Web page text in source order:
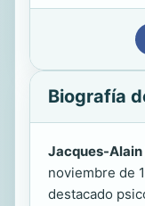
Biografía
Jacques-
noviembre de
destacado